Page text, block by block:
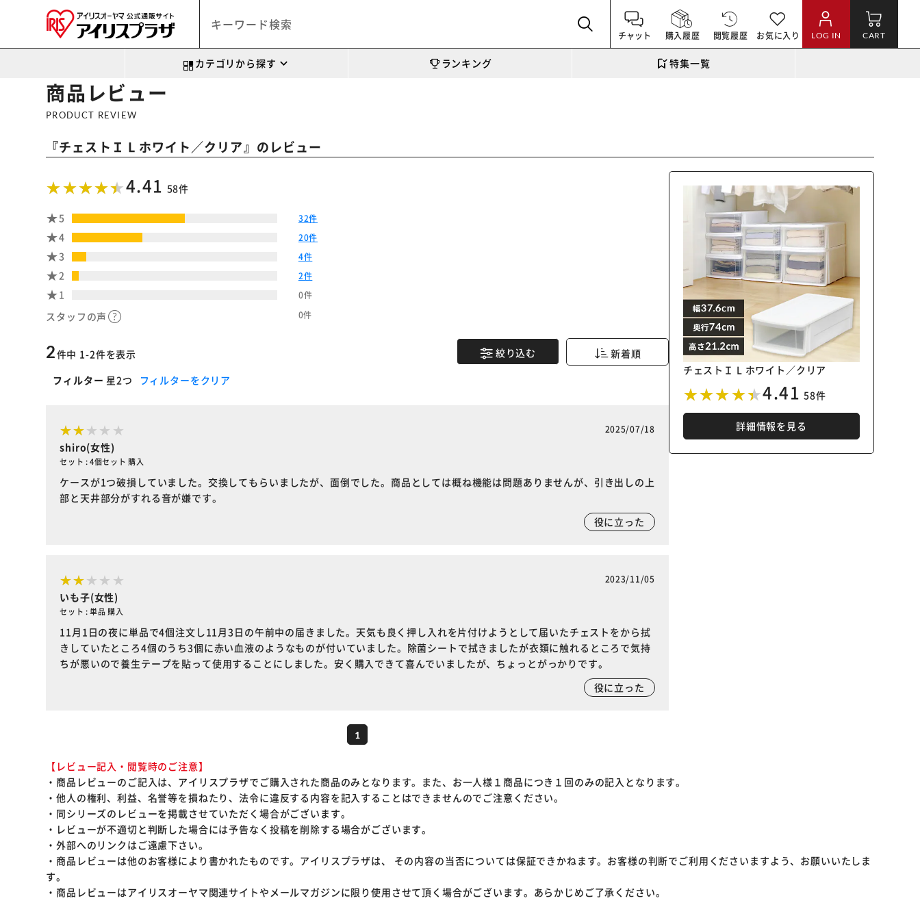
チャット 購入履歴 閲覧履歴 お気に入り LOG IN CART
カテゴリから探す ランキング 特集一覧
商品レビュー
PRODUCT REVIEW
『チェストＩ L ホワイト／クリア』のレビュー
チェストＩ L ホワイト／クリア
4.41 58件
詳細情報を見る
4.41 58件
5 32件
4 20件
3 4件
2 2件
1 0件
スタッフの声 0件
絞り込む 新着順
2件中 1-2件を表示
フィルター 星2つ フィルターをクリア
2025/07/18
shiro(女性)
セット : 4個セット 購入
ケースが1つ破損していました。交換してもらいましたが、面倒でした。商品としては概ね機能は問題ありませんが、引き出しの上
部と天井部分がすれる音が嫌です。
役に立った
2023/11/05
いも子(女性)
セット : 単品 購入
11月1日の夜に単品で4個注文し11月3日の午前中の届きました。天気も良く押し入れを片付けようとして届いたチェストをから拭
きしていたところ4個のうち3個に赤い血液のようなものが付いていました。除菌シートで拭きましたが衣類に触れるところで気持
ちが悪いので養生テープを貼って使用することにしました。安く購入できて喜んでいましたが、ちょっとがっかりです。
役に立った
1
【レビュー記入・閲覧時のご注意】
・商品レビューのご記入は、アイリスプラザでご購入された商品のみとなります。また、お一人様１商品につき１回のみの記入となります。
・他人の権利、利益、名誉等を損ねたり、法令に違反する内容を記入することはできませんのでご注意ください。
・同シリーズのレビューを掲載させていただく場合がございます。
・レビューが不適切と判断した場合には予告なく投稿を削除する場合がございます。
・外部へのリンクはご遠慮下さい。
・商品レビューは他のお客様により書かれたものです。アイリスプラザは、 その内容の当否については保証できかねます。お客様の判断でご利用くださいますよう、お願いいたしま
す。
・商品レビューはアイリスオーヤマ関連サイトやメールマガジンに限り使用させて頂く場合がございます。あらかじめご了承ください。
カートに入れる 購入手続きへ